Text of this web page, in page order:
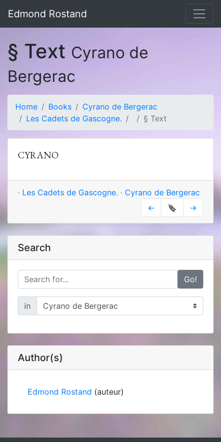
Edmond Rostand
§ Text Cyrano de
Bergerac
Home Books
Cyrano de Bergerac
Les Cadets de Gascogne.
§ Text
CYRANO
· Les Cadets de Gascogne. · Cyrano de Bergerac
←
🔖 →
Search
Go!
in
Author(s)
Edmond Rostand (auteur)